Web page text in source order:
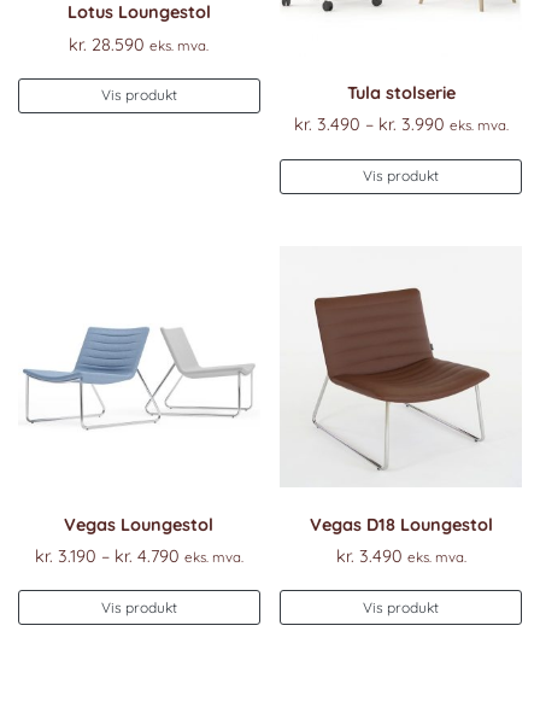
Lotus Loungestol
kr. 28.590 eks. mva.
Vis produkt
Tula stolserie
kr. 3.490 – kr. 3.990
kr. 3.990
eks. mva.
Vis produkt
Vegas Loungestol
kr. 3.190 – kr. 4.790Prisområde:
kr. 4.790
eks. mva.
Vis produkt
Dette
produktet
Vegas D18 Loungestol
kr. 3.490 eks. mva.
Vis produkt